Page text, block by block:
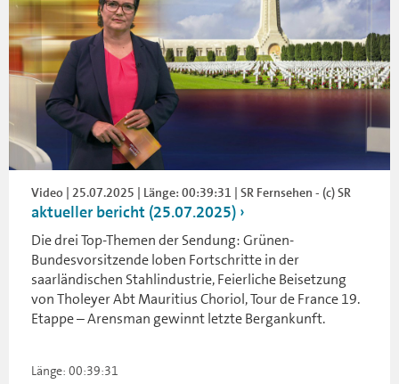
Video | 25.07.2025 | Länge: 00:39:31 | SR Fernsehen - (c) SR
aktueller bericht (25.07.2025)
Die drei Top-Themen der Sendung: Grünen-
Bundesvorsitzende loben Fortschritte in der
saarländischen Stahlindustrie, Feierliche Beisetzung
von Tholeyer Abt Mauritius Choriol, Tour de France 19.
Etappe – Arensman gewinnt letzte Bergankunft.
Länge: 00:39:31